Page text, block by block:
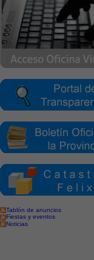
Tablón de anuncios
Fiestas y eventos
Noticias